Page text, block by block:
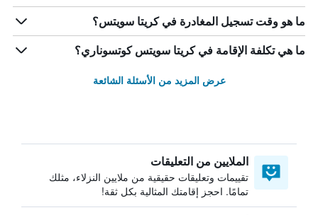
ما هو وقت تسجيل المغادرة في كريتا سويتس؟
ما هي تكلفة الإقامة في كريتا سويتس كوتسوناري؟
عرض المزيد من الأسئلة الشائعة
الملايين من التعليقات
تقييمات وتعليقات حقيقية من ملايين النزلاء، مثلك
تمامًا. احجز إقامتك المثالية بكل ثقة!